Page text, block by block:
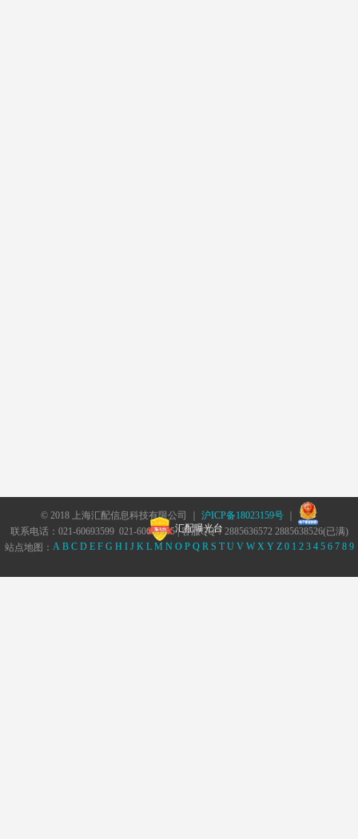
© 2018 上海汇配信息科技有限公司 ｜ 沪ICP备18023159号｜
汇配曝光台
联系电话：021-60693599 021-60693555 | 客服QQ：2885636572 2885638526(已满)
站点地图： A B C D E F G H I J K L M N O P Q R S T U V W X Y Z 0 1 2 3 4 5 6 7 8 9